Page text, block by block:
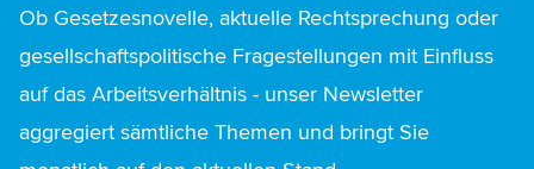
Ob Gesetzesnovelle, aktuelle Rechtsprechung oder
gesellschaftspolitische Fragestellungen mit Einfluss
auf das Arbeitsverhältnis - unser Newsletter
aggregiert sämtliche Themen und bringt Sie